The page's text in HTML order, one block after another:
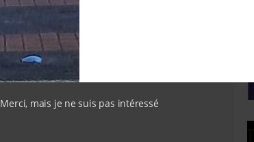
Merci, mais je ne suis pas intéressé